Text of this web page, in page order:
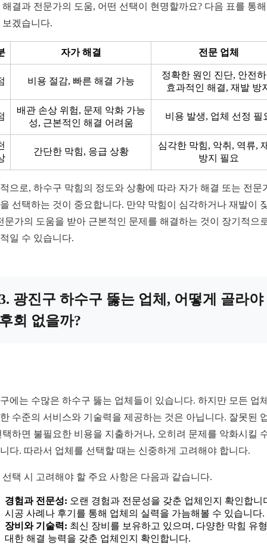
해결과 전문가의 도움, 어떤 선택이 현명할까요? 다음 표를 통
보겠습니다.
자가 해결 전문 업체
비용 절감, 빠른 해결 가능
정확한 원인 진단, 안전
효과적인 해결, 재발 방
배관 손상 위험, 문제 악화 가능
성, 근본적인 해결 어려움
비용 발생, 업체 선정 필
간단한 막힘, 응급 상황
심각한 막힘, 악취, 역류,
방지 필요
으로, 하수구 막힘의 정도와 상황에 따라 자가 해결 또는 전문
선택하는 것이 중요합니다. 만약 막힘이 심각하거나 재발이
문가의 도움을 받아 근본적인 문제를 해결하는 것이 장기적으
일 수 있습니다.
광진구 하수구 뚫는 업체, 어떻게 골라야
회 없을까?
에는 수많은 하수구 뚫는 업체들이 있습니다. 하지만 모든 업
수준의 서비스와 기술력을 제공하는 것은 아닙니다. 잘못된
택하면 불필요한 비용을 지출하거나, 오히려 문제를 악화시킬
다. 따라서 업체를 선택할 때는 신중하게 고려해야 합니다.
선택 시 고려해야 할 주요 사항은 다음과 같습니다.
경험과 전문성: 오랜 경험과 전문성을 갖춘 업체인지 확인합니
시공 사례나 후기를 통해 업체의 실력을 가늠해볼 수 있습니다.
장비와 기술력: 최신 장비를 보유하고 있으며, 다양한 막힘 유
대한 해결 능력을 갖춘 업체인지 확인합니다.